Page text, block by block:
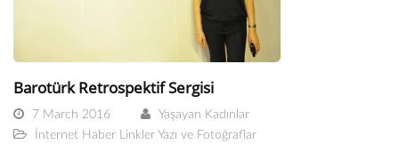
Barotürk Retrospektif Sergisi
7 March 2016
Yaşayan Kadınlar
İnternet Haber Linkler Yazı ve Fotoğraflar